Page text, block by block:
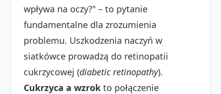
wpływa na oczy?" – to pytanie
fundamentalne dla zrozumienia
problemu. Uszkodzenia naczyń w
siatkówce prowadzą do retinopatii
cukrzycowej (diabetic retinopathy).
Cukrzyca a wzrok to połączenie